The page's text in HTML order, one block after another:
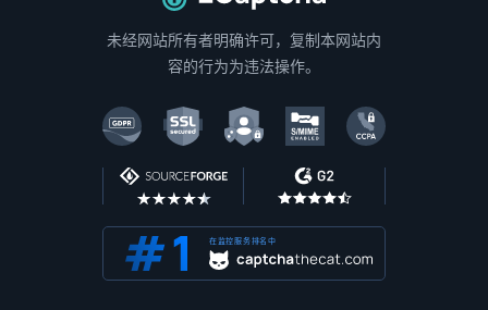
返回主页
未经网站所有者明确许可，复制本网站内
容的行为为违法操作。
在监控服务排名中